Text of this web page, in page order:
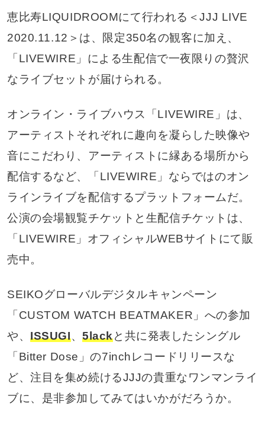
恵比寿LIQUIDROOMにて行われる＜JJJ LIVE
2020.11.12＞は、限定350名の観客に加え、
「LIVEWIRE」による生配信で一夜限りの贅沢
なライブセットが届けられる。
オンライン・ライブハウス「LIVEWIRE」は、
アーティストそれぞれに趣向を凝らした映像や
音にこだわり、アーティストに縁ある場所から
配信するなど、「LIVEWIRE」ならではのオン
ラインライブを配信するプラットフォームだ。
公演の会場観覧チケットと生配信チケットは、
「LIVEWIRE」オフィシャルWEBサイトにて販
売中。
SEIKOグローバルデジタルキャンペーン
「CUSTOM WATCH BEATMAKER」への参加
や、ISSUGI、5lackと共に発表したシングル
「Bitter Dose」の7inchレコードリリースな
ど、注目を集め続けるJJJの貴重なワンマンライ
ブに、是非参加してみてはいかがだろうか。